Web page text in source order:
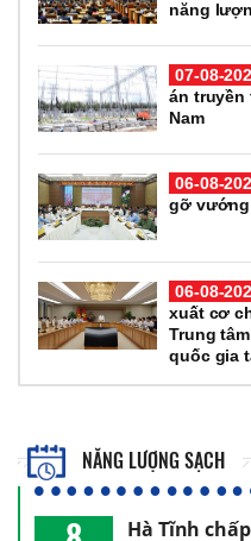
năng
07-08-
án truyền
Nam
06-08-
gỡ vướng
06-08-
xuất cơ
Trung
quốc gia
NĂNG LƯỢNG SẠCH
Hà Tĩnh